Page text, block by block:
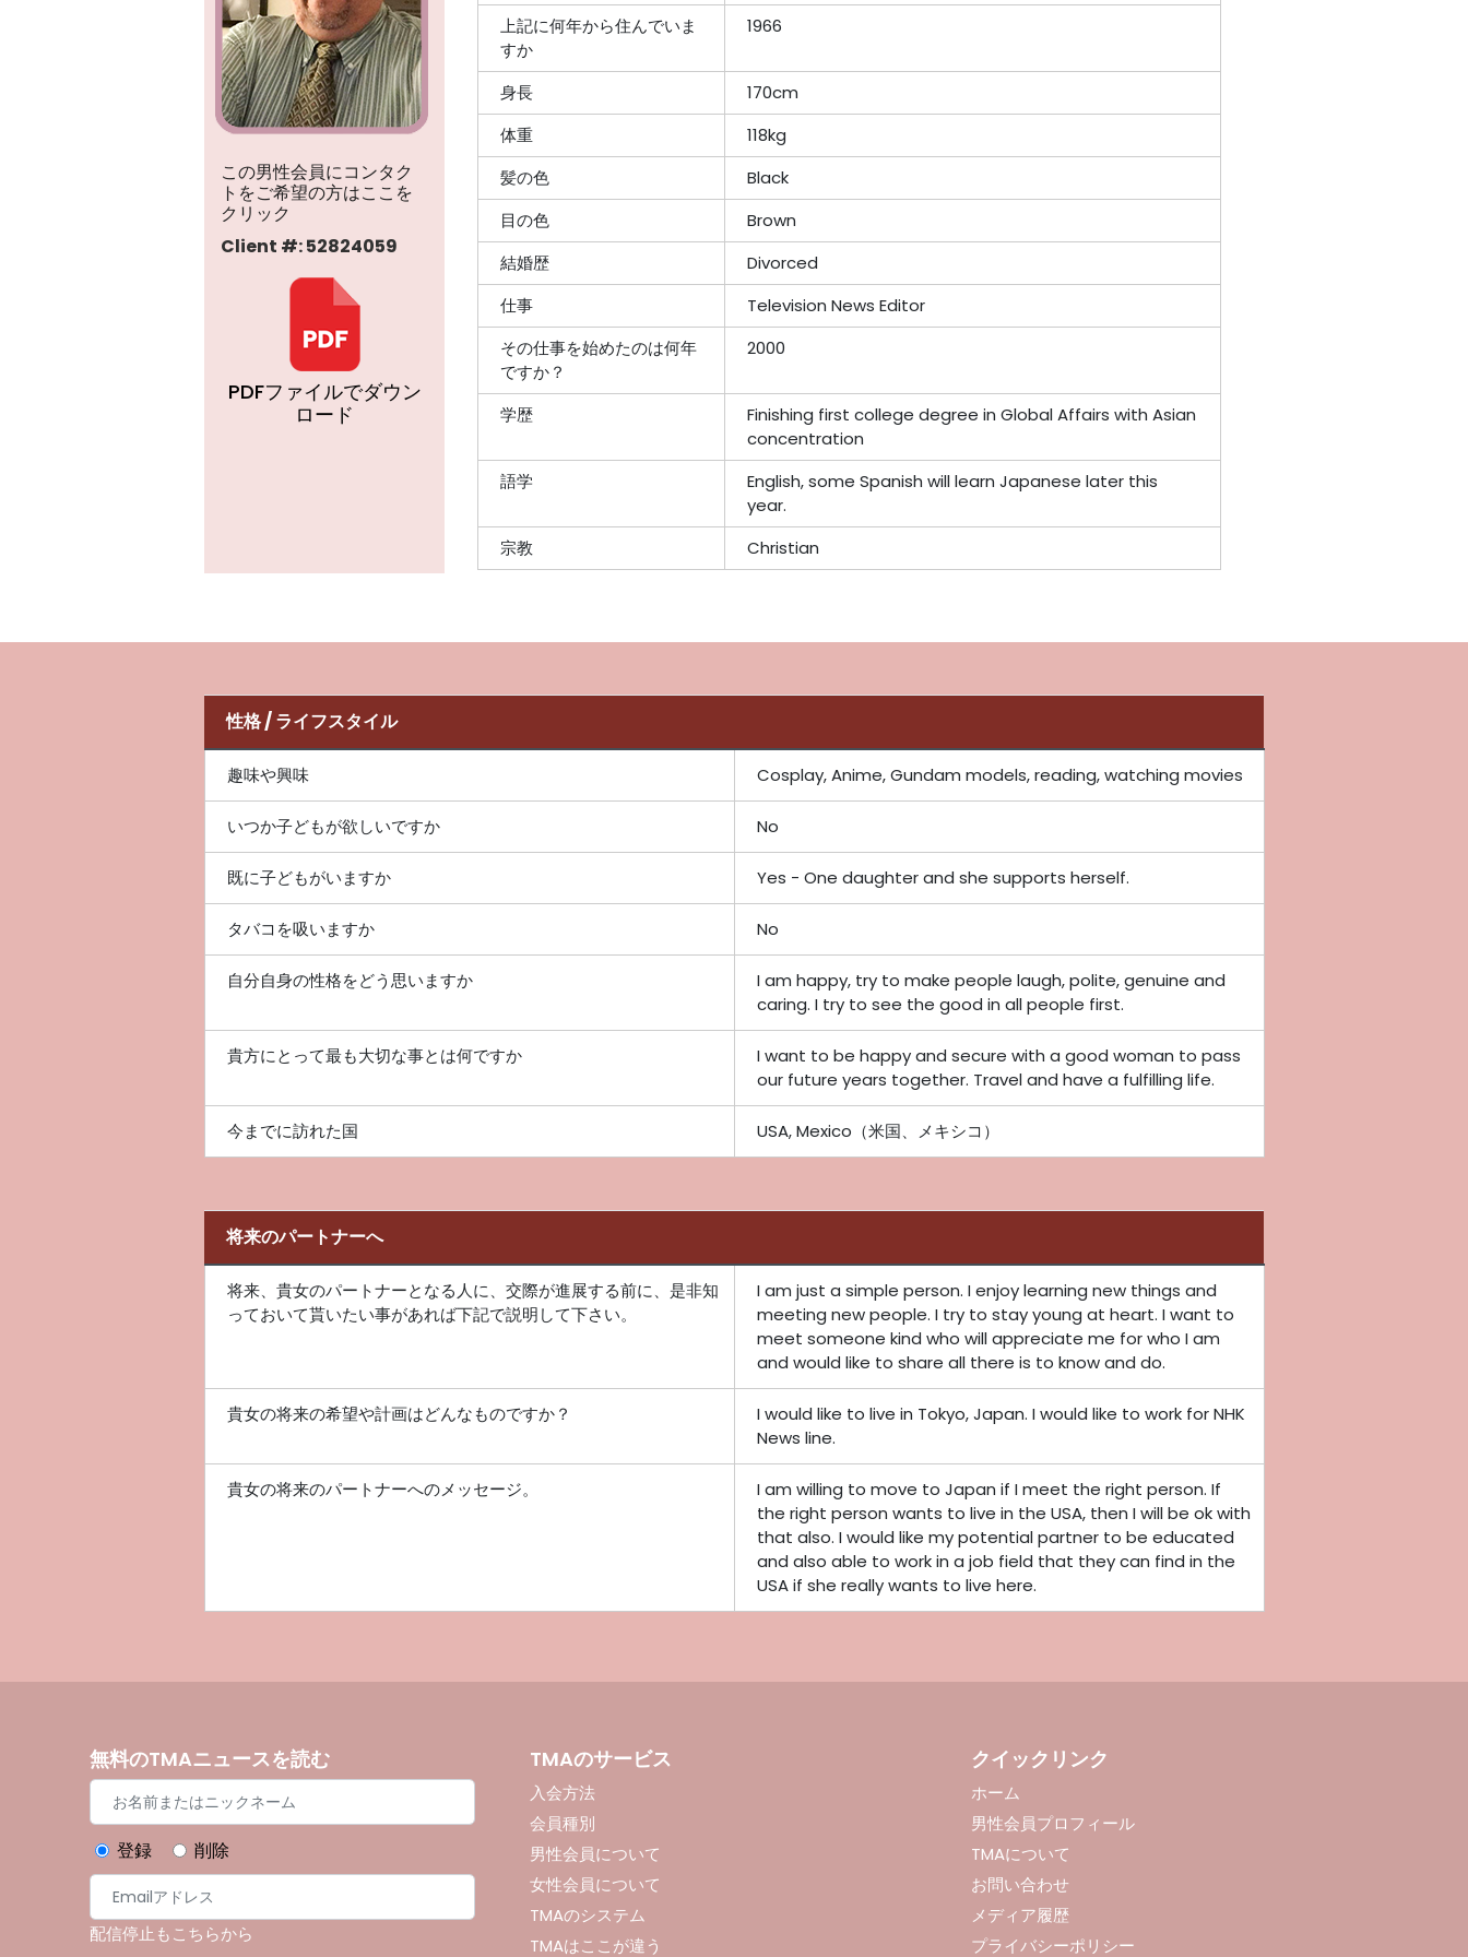
この男性会員にコンタク
トをご希望の方はここを
クリック
Client #: 52824059
PDFファイルでダウン
ロード
上記に何年から住んでいま
すか
1966
身長
170cm
体重
118kg
髪の色
Black
目の色
Brown
結婚歴
Divorced
仕事
Television News Editor
その仕事を始めたのは何年
ですか？
2000
学歴
Finishing first college degree in Global Affairs with Asian
concentration
語学
English, some Spanish will learn Japanese later this
year.
宗教
Christian
性格 / ライフスタイル
趣味や興味 Cosplay, Anime, Gundam models, reading, watching movies
いつか子どもが欲しいですか No
既に子どもがいますか Yes - One daughter and she supports herself.
タバコを吸いますか No
自分自身の性格をどう思いますか
I am happy, try to make people laugh, polite, genuine and
caring. I try to see the good in all people first.
貴方にとって最も大切な事とは何ですか
I want to be happy and secure with a good woman to pass
our future years together. Travel and have a fulfilling life.
今までに訪れた国 USA, Mexico（米国、メキシコ）
将来のパートナーへ
将来、貴女のパートナーとなる人に、交際が進展する前に、是非知
っておいて貰いたい事があれば下記で説明して下さい。
I am just a simple person. I enjoy learning new things and
meeting new people. I try to stay young at heart. I want to
meet someone kind who will appreciate me for who I am
and would like to share all there is to know and do.
貴女の将来の希望や計画はどんなものですか？
I would like to live in Tokyo, Japan. I would like to work for NHK
News line.
貴女の将来のパートナーへのメッセージ。
I am willing to move to Japan if I meet the right person. If
the right person wants to live in the USA, then I will be ok with
that also. I would like my potential partner to be educated
and also able to work in a job field that they can find in the
USA if she really wants to live here.
無料のTMAニュースを読む
登録 削除
配信停止もこちらから
TMAのサービス
入会方法
会員種別
男性会員について
女性会員について
TMAのシステム
TMAはここが違う
クイックリンク
ホーム
男性会員プロフィール
TMAについて
お問い合わせ
メディア履歴
プライバシーポリシー